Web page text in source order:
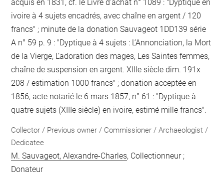
acquis en 1831, cf. le Livre d'achat n° 1089 : "Dyptique en
ivoire à 4 sujets encadrés, avec chaîne en argent / 120
francs" ; minute de la donation Sauvageot 1DD139 série
A n° 59 p. 9 : "Dyptique à 4 sujets : L’Annonciation, la Mort
de la Vierge, L’adoration des mages, Les Saintes femmes,
chaîne de suspension en argent. XIIIe siècle dim. 191x
208 / estimation 1000 francs" ; donation acceptée en
1856, acte notarié le 6 mars 1857, n° 61 : "Dyptique à
quatre sujets (XIIIe siècle) en ivoire, estimé mille francs".
Collector / Previous owner / Commissioner / Archaeologist /
Dedicatee
M. Sauvageot, Alexandre-Charles, Collectionneur ;
Donateur